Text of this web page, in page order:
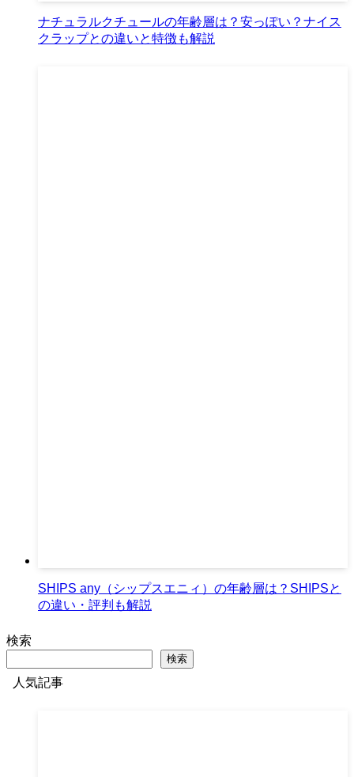
ナチュラルクチュールの年齢層は？安っぽい？ナイス
クラップとの違いと特徴も解説
SHIPS any（シップスエニィ）の年齢層は？SHIPSと
の違い・評判も解説
検索
検索
人気記事